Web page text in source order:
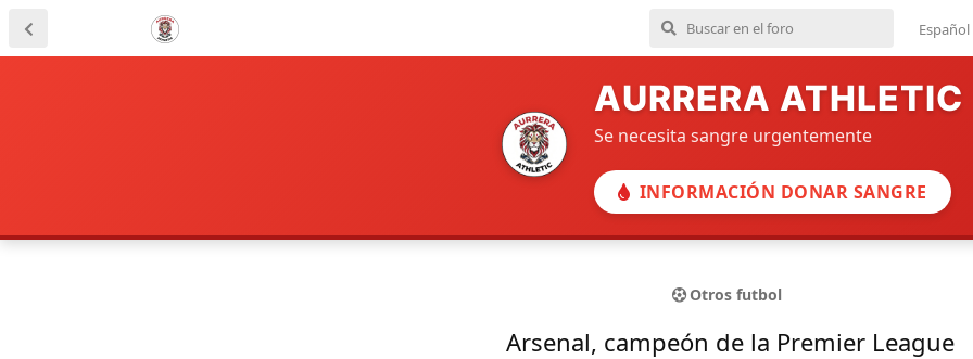
Español
AURRERA ATHLETIC
Se necesita sangre urgentemente
INFORMACIÓN DONAR SANGRE
Otros futbol
Arsenal, campeón de la Premier League